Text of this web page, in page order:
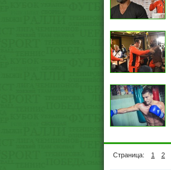
Страница: 1 2